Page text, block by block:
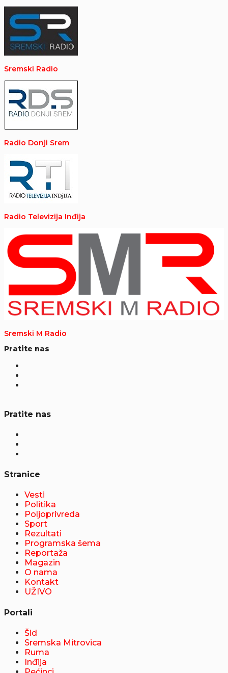
Sremski Radio
Radio Donji Srem
Radio Televizija Inđija
Sremski M Radio
Pratite nas
Pratite nas
Stranice
Vesti
Politika
Poljoprivreda
Sport
Rezultati
Programska šema
Reportaža
Magazin
O nama
Kontakt
UŽIVO
Portali
Šid
Sremska Mitrovica
Ruma
Inđija